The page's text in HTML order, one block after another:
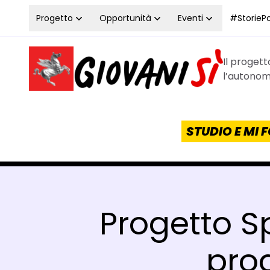
Vai al contenuto
Progetto Opportunità Eventi
Homepage Giovanisì - Progetto della Regione
Il
STUDIO E MI
Progetto